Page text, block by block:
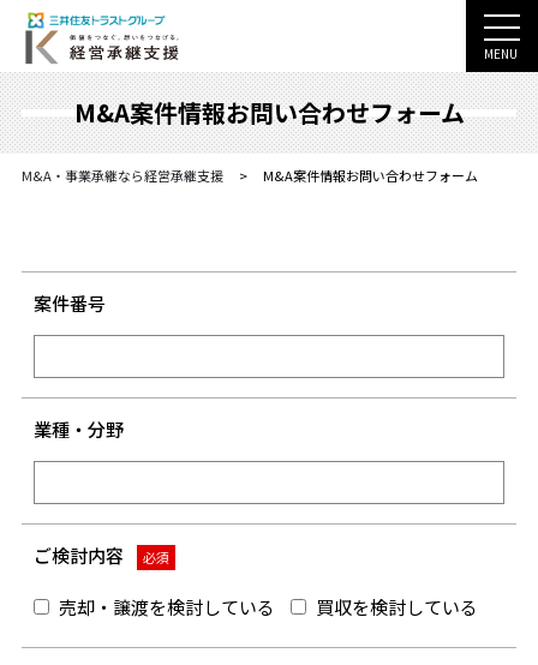
MENU
M&A案件情報お問い合わせフォーム
M&A・事業承継なら経営承継支援 > M&A案件情報お問い合わせフォーム
案件番号
業種・分野
ご検討内容 必須
売却・譲渡を検討している 買収を検討している